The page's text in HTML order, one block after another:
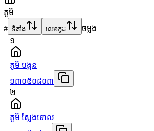
ភូមិ
# ទីតាំង លេខកូដ
ចម្លង
១
ភូមិ បង្កន
១៣០៥០៨០៣
២
ភូមិ ស្លែងទោល